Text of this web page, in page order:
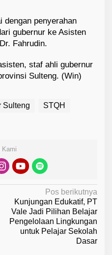
dengan penyerahan
gubernur ke Asisten
Fahrudin.
staf ahli gubernur
Sulteng. (Win)
Sulteng STQH
Kami
Pos berikutnya
Kunjungan Edukatif, PT
Vale Jadi Pilihan Belajar
Pengelolaan Lingkungan
untuk Pelajar Sekolah
Dasar